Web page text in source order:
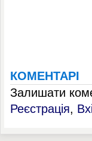
КОМЕНТАРІ
Залишати
Реєстрація,